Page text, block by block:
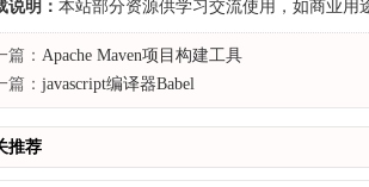
说明： 本站部分资源供学习交流使用，如商业用
篇： Apache Maven项目构建工具
篇： javascript编译器Babel
推荐